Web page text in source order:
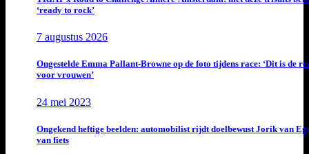
‘ready to rock’
7 augustus 2026
Ongestelde Emma Pallant-Browne op de foto tijdens race: ‘Dit is de
voor vrouwen’
24 mei 2023
Ongekend heftige beelden: automobilist rijdt doelbewust Jorik van
van fiets